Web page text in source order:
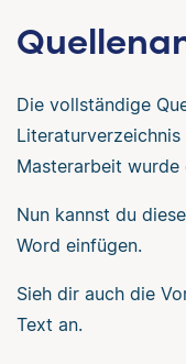
Die vollständige
Masterarbeit wurde
Nun kannst du
Word einfügen.
Sieh dir auch die
Text an.